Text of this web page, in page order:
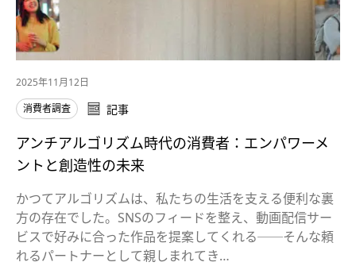
2025年11月12日
消費者調査
記事
アンチアルゴリズム時代の消費者：エンパワーメ
ントと創造性の未来
かつてアルゴリズムは、私たちの生活を支える便利な裏
方の存在でした。SNSのフィードを整え、動画配信サー
ビスで好みに合った作品を提案してくれる──そんな頼
れるパートナーとして親しまれてき…